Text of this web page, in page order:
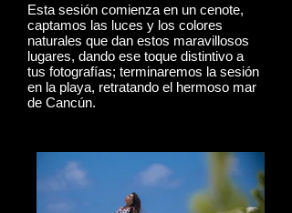
Esta sesión comienza en un cenote,
captamos las luces y los colores
naturales que dan estos maravillosos
lugares, dando ese toque distintivo a
tus fotografías; terminaremos la sesión
en la playa, retratando el hermoso mar
de Cancún.